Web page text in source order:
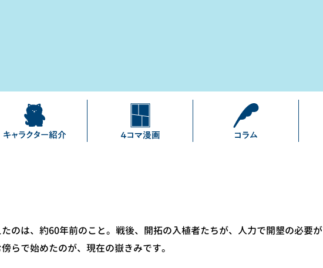
のは、約60年前のこと。戦後、開拓の入植者たちが、人力で開墾の必要が
らで始めたのが、現在の嶽きみです。